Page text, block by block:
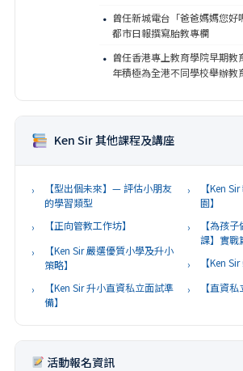
· 曾任新城電台「爸爸媽媽您好
都市日報撰寫胎教專欄
· 曾任香港專上教育學院早期教
年積極為全港不同學校舉辦教
Ken Sir 其他課程及講座
›
【型出個未來】— 評估小朋友
的學習類型
›
【正向管教工作坊】
›
【Ken Sir 嚴選優質小學及升小
策略】
›
【Ken Sir 升小直資私立面試準
備】
›
【Ken
園】
›
【為孩
課】實戰
›
【Ken
›
【直資
活動報名資訊